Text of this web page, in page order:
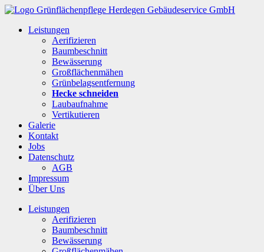
Leistungen
Aerifizieren
Baumbeschnitt
Bewässerung
Großflächenmähen
Grünbelagsentfernung
Hecke schneiden
Laubaufnahme
Vertikutieren
Galerie
Kontakt
Jobs
Datenschutz
AGB
Impressum
Über Uns
Leistungen
Aerifizieren
Baumbeschnitt
Bewässerung